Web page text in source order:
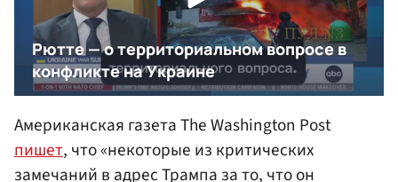
Американская газета The Washington Post
пишет, что «некоторые из критических
замечаний в адрес Трампа за то, что он